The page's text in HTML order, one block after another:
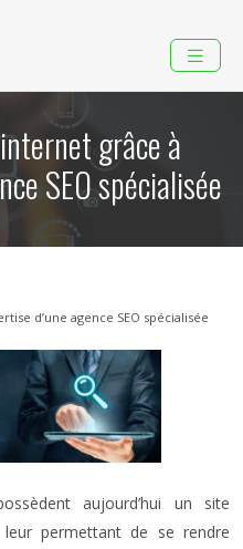
grâce à
SEO spécialisée
d’une agence SEO spécialisée
aujourd’hui un site
permettant de se rendre